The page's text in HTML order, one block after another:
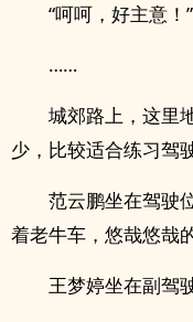
“呵呵，好主意！
……
城郊路上，这里
少，比较适合练习驾
范云鹏坐在驾驶
着老牛车，悠哉悠哉的
王梦婷坐在副驾